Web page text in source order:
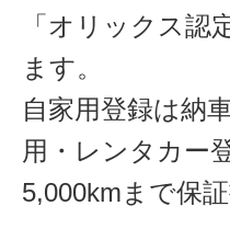
「オリックス認
ます。
自家用登録は納
用・レンタカー
5,000kmまで保